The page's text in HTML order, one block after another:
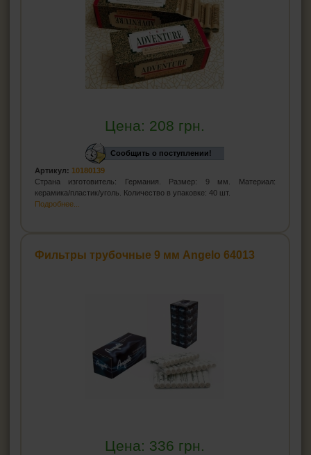
Цена: 208 грн.
Сообщить о поступлении!
Артикул: 10180139
Страна изготовитель: Германия. Размер: 9 мм. Материал:
керамика/пластик/уголь. Количество в упаковке: 40 шт.
Подробнее...
Фильтры трубочные 9 мм Angelo 64013
Цена: 336 грн.